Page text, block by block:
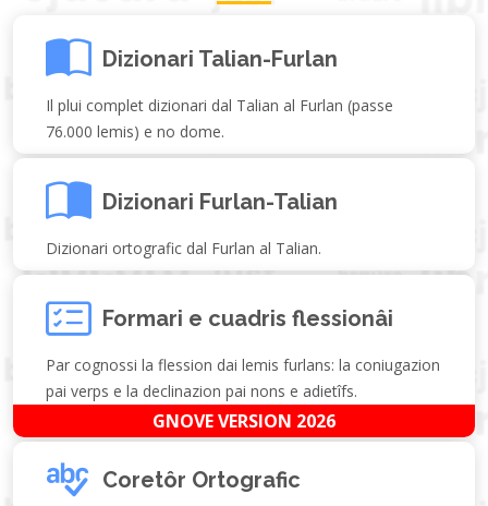
Dizionari Talian-Furlan
Il plui complet dizionari dal Talian al Furlan (passe
76.000 lemis) e no dome.
Dizionari Furlan-Talian
Dizionari ortografic dal Furlan al Talian.
Formari e cuadris flessionâi
Par cognossi la flession dai lemis furlans: la coniugazion
pai verps e la declinazion pai nons e adietîfs.
GNOVE VERSION 2026
Coretôr Ortografic